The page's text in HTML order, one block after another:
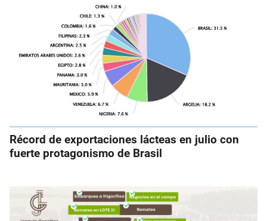
Récord de exportaciones lácteas en julio con
fuerte protagonismo de Brasil